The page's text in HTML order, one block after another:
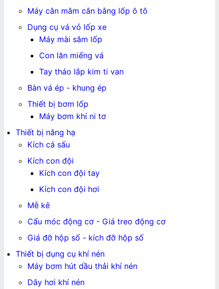
Máy cân mâm cân bằng lốp ô tô
Dụng cụ vá vỏ lốp xe
Máy mài săm lốp
Con lăn miếng vá
Tay tháo lắp kim ti van
Bàn vá ép - khung ép
Thiết bị bơm lốp
Máy bơm khí ni tơ
Thiết bị nâng hạ
Kích cá sấu
Kích con đội
Kích con đội tay
Kích con đội hơi
Mễ kê
Cẩu móc động cơ - Giá treo động cơ
Giá đỡ hộp số - kích đỡ hộp số
Thiết bị dụng cụ khí nén
Máy bơm hút dầu thải khí nén
Dây hơi khí nén